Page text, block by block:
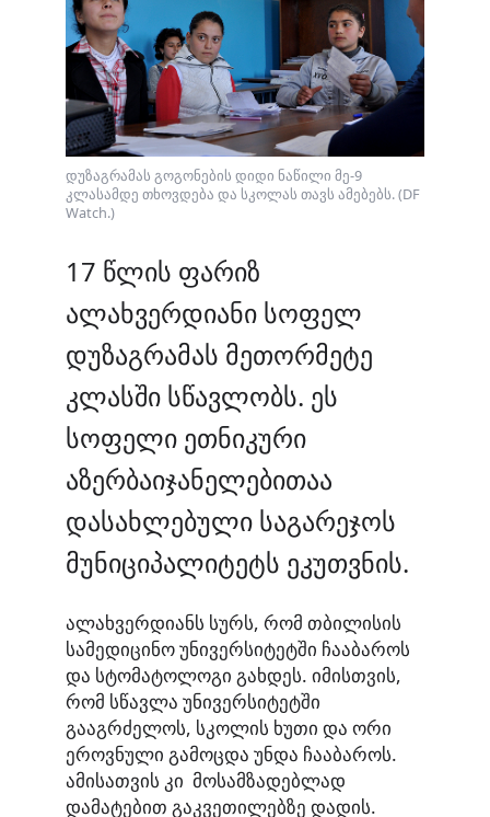
დუზაგრამას გოგონების დიდი ნაწილი მე-9
კლასამდე თხოვდება და სკოლას თავს ამებებს. (DF
Watch.)
17 წლის ფარიზ
ალახვერდიანი სოფელ
დუზაგრამას მეთორმეტე
კლასში სწავლობს. ეს
სოფელი ეთნიკური
აზერბაიჯანელებითაა
დასახლებული საგარეჯოს
მუნიციპალიტეტს ეკუთვნის.
ალახვერდიანს სურს, რომ თბილისის
სამედიცინო უნივერსიტეტში ჩააბაროს
და სტომატოლოგი გახდეს. იმისთვის,
რომ სწავლა უნივერსიტეტში
გააგრძელოს, სკოლის ხუთი და ორი
ეროვნული გამოცდა უნდა ჩააბაროს.
ამისათვის კი მოსამზადებლად
დამატებით გაკვეთილებზე დადის.